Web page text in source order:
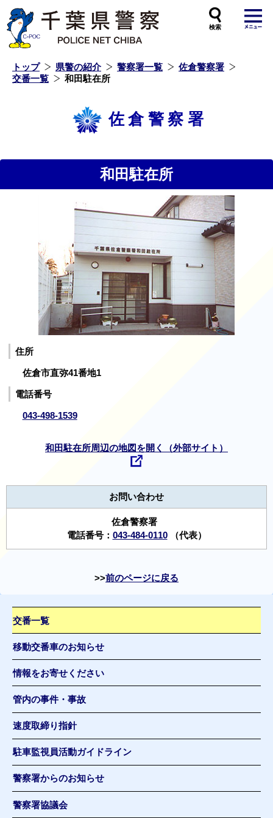
トップ 県警の紹介 警察署一覧
佐倉警察署
交番一覧
和田駐在所
佐倉警察署
和田駐在所
住所
佐倉市直弥41番地1
電話番号
043-498-1539
和田駐在所周辺の地図を開く（外部サイト）
お問い合わせ
佐倉警察署
電話番号： 043-484-0110（代表）
前のページに戻る
交番一覧
移動交番車のお知らせ
情報をお寄せください
管内の事件・事故
速度取締り指針
駐車監視員活動ガイドライン
警察署からのお知らせ
警察署協議会